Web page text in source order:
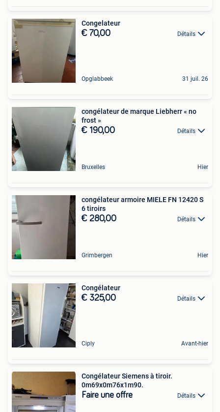
Congelateur
€ 70,00 Détails
Opglabbeek 31 juil. 26
congélateur de marque Liebherr « no
frost »
€ 190,00 Détails
Bruxelles Hier
congélateur armoire MIELE FN 12420 S
6 tiroirs
€ 280,00 Détails
Grimbergen Hier
Congélateur
€ 325,00 Détails
Ciply Avant-hier
Congélateur Siemens à tiroir.
0m69x0m76x1m90.
Faire une offre Détails